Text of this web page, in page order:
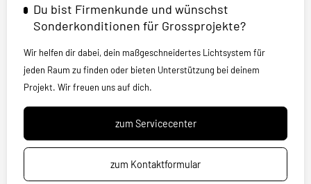
Du bist Firmenkunde und wünschst
Sonderkonditionen für Grossprojekte?
Wir helfen dir dabei, dein maßgeschneidertes Lichtsystem für
jeden Raum zu finden oder bieten Unterstützung bei deinem
Projekt. Wir freuen uns auf dich.
zum Servicecenter
zum Kontaktformular